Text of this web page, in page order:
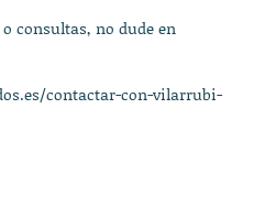
consultas, no dude en
contactar-con-vilarrubi-